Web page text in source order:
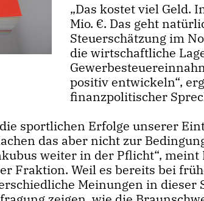
Das kostet viel Geld.
Mio. €. Das geht
Steuerschätzung im
die wirtschaftliche
positiv entwickeln“,
finanzpolitischer
sportlichen Erfolge unserer
das aber nicht zur
weiter in der Pflicht“, meint
Fraktion. Weil es bereits bei
Meinungen in dieser